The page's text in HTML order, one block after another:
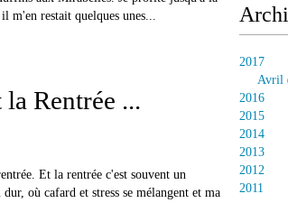
m'en restait quelques unes...
la Rentrée ...
Et la rentrée c'est souvent un
où cafard et stress se mélangent et ma
2017
Avril
2016
2015
2014
2013
2012
2011